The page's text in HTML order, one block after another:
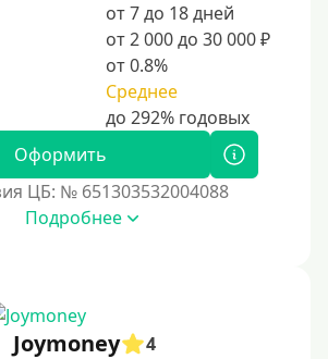
удостоверению
от 7 до 18 дней
от 2 000 до 30 000 ₽
от 0.8%
Среднее
Оформить
ЦБ: № 651303532004088
Подробнее
Joymoney
4